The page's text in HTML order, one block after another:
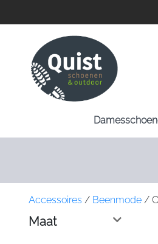
Accessoires / Beenmode /
Maat